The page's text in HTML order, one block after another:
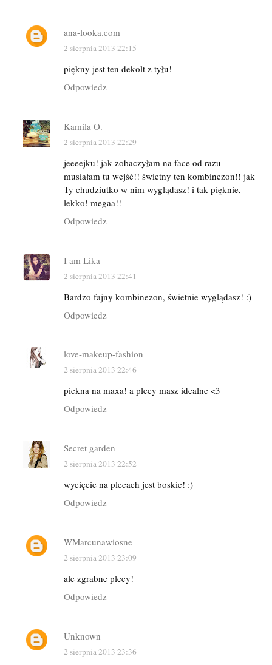
ana-looka.com
2 sierpnia 2013 22:15
piękny jest ten dekolt z tyłu!
Odpowiedz
Kamila O.
2 sierpnia 2013 22:29
jeeeejku! jak zobaczyłam na face od razu
musiałam tu wejść!! świetny ten kombinezon!! jak
Ty chudziutko w nim wyglądasz! i tak pięknie,
lekko! megaa!!
Odpowiedz
I am Lika
2 sierpnia 2013 22:41
Bardzo fajny kombinezon, świetnie wyglądasz! :)
Odpowiedz
love-makeup-fashion
2 sierpnia 2013 22:46
piekna na maxa! a plecy masz idealne <3
Odpowiedz
Secret garden
2 sierpnia 2013 22:52
wycięcie na plecach jest boskie! :)
Odpowiedz
WMarcunawiosne
2 sierpnia 2013 23:09
ale zgrabne plecy!
Odpowiedz
Unknown
2 sierpnia 2013 23:36